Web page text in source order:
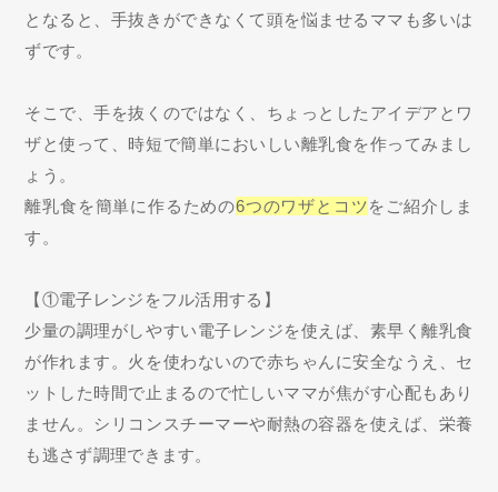
となると、手抜きができなくて頭を悩ませるママも多いは
ずです。
そこで、手を抜くのではなく、ちょっとしたアイデアとワ
ザと使って、時短で簡単においしい離乳食を作ってみまし
ょう。
離乳食を簡単に作るための6つのワザとコツ をご紹介しま
す。
【①電子レンジをフル活用する】
少量の調理がしやすい電子レンジを使えば、素早く離乳食
が作れます。火を使わないので赤ちゃんに安全なうえ、セ
ットした時間で止まるので忙しいママが焦がす心配もあり
ません。シリコンスチーマーや耐熱の容器を使えば、栄養
も逃さず調理できます。